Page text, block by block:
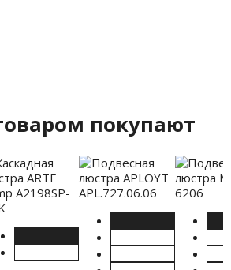
покупают